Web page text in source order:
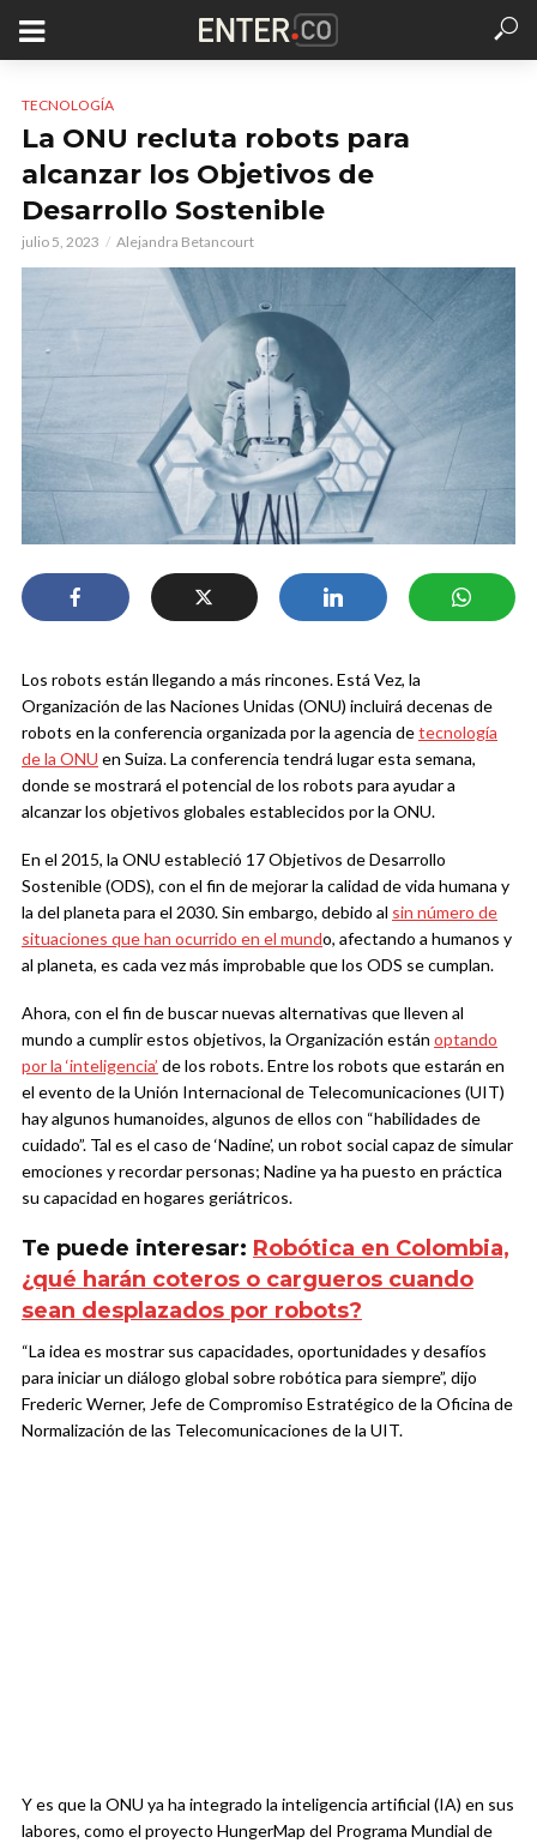
TECNOLOGÍA
La ONU recluta robots para
alcanzar los Objetivos de
Desarrollo Sostenible
julio 5, 2023 Alejandra Betancourt
Los robots están llegando a más rincones. Está Vez, la
Organización de las Naciones Unidas (ONU) incluirá decenas de
robots en la conferencia organizada por la agencia detecnología
de la ONU en Suiza. La conferencia tendrá lugar esta semana,
donde se mostrará el potencial de los robots para ayudar a
alcanzar los objetivos globales establecidos por la ONU.
En el 2015, la ONU estableció 17 Objetivos de Desarrollo
Sostenible (ODS), con el fin de mejorar la calidad de vida humana y
la del planeta para el 2030. Sin embargo, debido al sin número de
situaciones que han ocurrido en el mundo, afectando a humanos y
al planeta, es cada vez más improbable que los ODS se cumplan.
Ahora, con el fin de buscar nuevas alternativas que lleven al
mundo a cumplir estos objetivos, la Organización están optando
por la ‘inteligencia’ de los robots. Entre los robots que estarán en
el evento de la Unión Internacional de Telecomunicaciones (UIT)
hay algunos humanoides, algunos de ellos con “habilidades de
cuidado”. Tal es el caso de ‘Nadine’, un robot social capaz de simular
emociones y recordar personas; Nadine ya ha puesto en práctica
su capacidad en hogares geriátricos.
Te puede interesar: Robótica en Colombia,
¿qué harán coteros o cargueros cuando
sean desplazados por robots?
“La idea es mostrar sus capacidades, oportunidades y desafíos
para iniciar un diálogo global sobre robótica para siempre”, dijo
Frederic Werner, Jefe de Compromiso Estratégico de la Oficina de
Normalización de las Telecomunicaciones de la UIT.
Y es que la ONU ya ha integrado la inteligencia artificial (IA) en sus
labores, como el proyecto HungerMap del Programa Mundial de